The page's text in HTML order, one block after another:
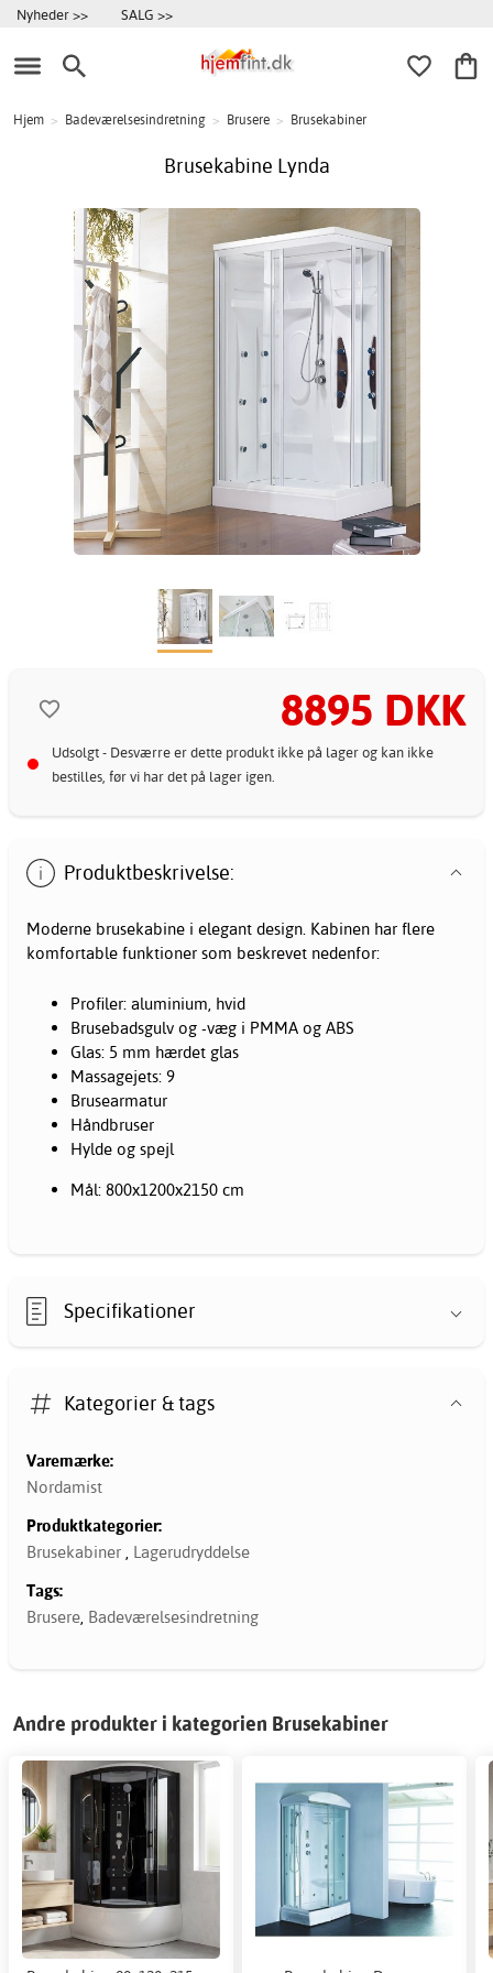
Nyheder >> SALG >>
Hjem > Badeværelsesindretning > Brusere > Brusekabiner
Brusekabine Lynda
8895 DKK
Udsolgt - Desværre er dette produkt ikke på lager og kan ikke
bestilles, før vi har det på lager igen.
Produktbeskrivelse:
Moderne brusekabine i elegant design. Kabinen har flere
komfortable funktioner som beskrevet nedenfor:
Profiler: aluminium, hvid
Brusebadsgulv og -væg i PMMA og ABS
Glas: 5 mm hærdet glas
Massagejets: 9
Brusearmatur
Håndbruser
Hylde og spejl
Mål: 800x1200x2150 cm
Specifikationer
Kategorier & tags
Varemærke:
Nordamist
Produktkategorier:
Brusekabiner
Lagerudryddelse
Tags:
Brusere Badeværelsesindretning
Andre produkter i kategorien Brusekabiner